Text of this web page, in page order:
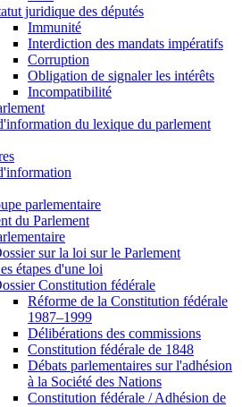
juridique des députés
Immunité
Interdiction des mandats impératifs
Corruption
Obligation de signaler les intérêts
Incompatibilité
du lexique du parlement
parlementaire
du Parlement
sur la loi sur le Parlement
étapes d'une loi
Constitution fédérale
Réforme de la Constitution fédérale
1987–1999
Délibérations des commissions
Constitution fédérale de 1848
Débats parlementaires sur l'adhésion
à la Société des Nations
Constitution fédérale / Adhésion de